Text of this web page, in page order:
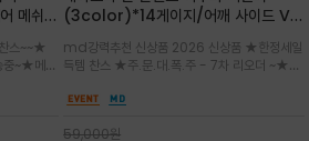
메쉬
절이 가
스~~★
중~★메쉬
fit)을
(3color)*14게이지/어깨 사이드 VN
잡는 감각적인 레이어드 니트 어부바숄/
뒷면의 은은한 V자 조직감과 부드러운
터치감으로 완성도를 높였으며, 단조로
md강력추천 신상품 2026 신상품 ★한정세일
득템 찬스 ★주.문.대.폭.주 - 7차 리오더 ~★셔
인트를 주기 좋으며, 소매 끝단에 위치한 실버
스러움을 동시에
59,000원